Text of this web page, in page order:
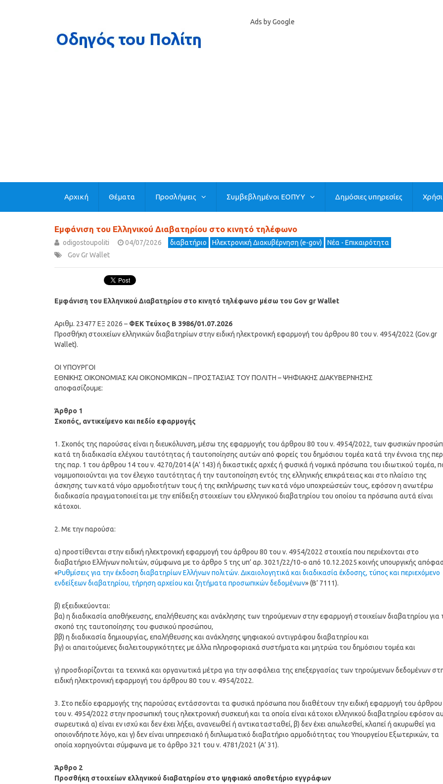
Ads by Google
Αρχική Θέματα Προσλήψεις Συμβεβλημένοι ΕΟΠΥΥ Δημόσιες υπηρεσίες
Εμφάνιση του Ελληνικού Διαβατηρίου στο κινητό τηλέφωνο
odigostoupoliti 04/07/2026 διαβατήριο Ηλεκτρονική Διακυβέρνηση (e-gov)
Νέα - Επικαιρότητα
Gov Gr Wallet
Εμφάνιση του Ελληνικού Διαβατηρίου στο κινητό τηλέφωνο μέσω του Gov gr Wallet
Αριθμ. 23477 ΕΞ 2026 – ΦΕΚ Τεύχος Β 3986/01.07.2026
Προσθήκη στοιχείων ελληνικών διαβατηρίων στην ειδική ηλεκτρονική εφαρμογή του άρθρου 80 του ν. 4954/2022 (Gov.gr
Wallet).
ΟΙ ΥΠΟΥΡΓΟΙ
ΕΘΝΙΚΗΣ ΟΙΚΟΝΟΜΙΑΣ ΚΑΙ ΟΙΚΟΝΟΜΙΚΩΝ – ΠΡΟΣΤΑΣΙΑΣ ΤΟΥ ΠΟΛΙΤΗ – ΨΗΦΙΑΚΗΣ ΔΙΑΚΥΒΕΡΝΗΣΗΣ
αποφασίζουμε:
Άρθρο 1
Σκοπός, αντικείμενο και πεδίο εφαρμογής
1. Σκοπός της παρούσας είναι η διευκόλυνση, μέσω της εφαρμογής του άρθρου 80 του ν. 4954/2022, των φυσικών
κατά τη διαδικασία ελέγχου ταυτότητας ή ταυτοποίησης αυτών από φορείς του δημόσιου τομέα κατά την έννοια της
της παρ. 1 του άρθρου 14 του ν. 4270/2014 (Α’ 143) ή δικαστικές αρχές ή φυσικά ή νομικά πρόσωπα του ιδιωτικού τομέα,
νομιμοποιούνται για τον έλεγχο ταυτότητας ή την ταυτοποίηση εντός της ελληνικής επικράτειας και στο πλαίσιο της
άσκησης των κατά νόμο αρμοδιοτήτων τους ή της εκπλήρωσης των κατά νόμο υποχρεώσεών τους, εφόσον η ανωτέρω
διαδικασία πραγματοποιείται με την επίδειξη στοιχείων του ελληνικού διαβατηρίου του οποίου τα πρόσωπα αυτά είναι
κάτοχοι.
2. Με την παρούσα:
α) προστίθενται στην ειδική ηλεκτρονική εφαρμογή του άρθρου 80 του ν. 4954/2022 στοιχεία που περιέχονται στο
διαβατήριο Ελλήνων πολιτών, σύμφωνα με το άρθρο 5 της υπ’ αρ. 3021/22/10-ο από 10.12.2025 κοινής υπουργικής
«Ρυθμίσεις για την έκδοση διαβατηρίων Ελλήνων πολιτών. Δικαιολογητικά και διαδικασία έκδοσης, τύπος και περιεχόμενο
ενδείξεων διαβατηρίου, τήρηση αρχείου και ζητήματα προσωπικών δεδομένων» (Β’ 7111).
β) εξειδικεύονται:
βα) η διαδικασία αποθήκευσης, επαλήθευσης και ανάκλησης των τηρούμενων στην εφαρμογή στοιχείων διαβατηρίου για
σκοπό της ταυτοποίησης του φυσικού προσώπου,
ββ) η διαδικασία δημιουργίας, επαλήθευσης και ανάκλησης ψηφιακού αντιγράφου διαβατηρίου και
βγ) οι απαιτούμενες διαλειτουργικότητες με άλλα πληροφοριακά συστήματα και μητρώα του δημόσιου τομέα και
γ) προσδιορίζονται τα τεχνικά και οργανωτικά μέτρα για την ασφάλεια της επεξεργασίας των τηρούμενων δεδομένων
ειδική ηλεκτρονική εφαρμογή του άρθρου 80 του ν. 4954/2022.
3. Στο πεδίο εφαρμογής της παρούσας εντάσσονται τα φυσικά πρόσωπα που διαθέτουν την ειδική εφαρμογή του άρθρου
του ν. 4954/2022 στην προσωπική τους ηλεκτρονική συσκευή και τα οποία είναι κάτοχοι ελληνικού διαβατηρίου εφόσον
σωρευτικά α) είναι εν ισχύ και δεν έχει λήξει, ανανεωθεί ή αντικατασταθεί, β) δεν έχει απωλεσθεί, κλαπεί ή ακυρωθεί για
οποιονδήποτε λόγο, και γ) δεν είναι υπηρεσιακό ή διπλωματικό διαβατήριο αρμοδιότητας του Υπουργείου Εξωτερικών, τα
οποία χορηγούνται σύμφωνα με το άρθρο 321 του ν. 4781/2021 (Α’ 31).
Άρθρο 2
Προσθήκη στοιχείων ελληνικού διαβατηρίου στο ψηφιακό αποθετήριο εγγράφων